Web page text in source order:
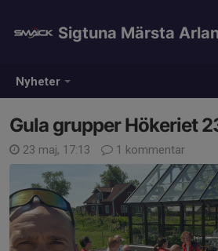
Nyheter
Sigtuna Märsta
Gula grupper Hökeriet
23 maj, 17:13 1 kommentar